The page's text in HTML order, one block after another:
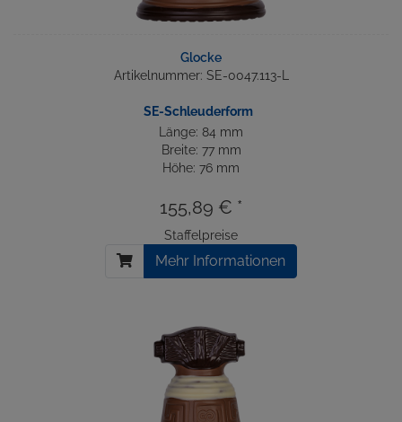
Glocke
Artikelnummer: SE-0047.113-L
SE-Schleuderform
Länge: 84 mm
Breite: 77 mm
Höhe: 76 mm
155,89 € *
Staffelpreise
Mehr Informationen